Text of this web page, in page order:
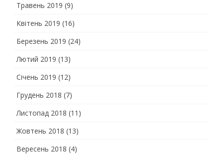
Травень 2019 (9)
Квітень 2019 (16)
Березень 2019 (24)
Лютий 2019 (13)
Січень 2019 (12)
Грудень 2018 (7)
Листопад 2018 (11)
Жовтень 2018 (13)
Вересень 2018 (4)